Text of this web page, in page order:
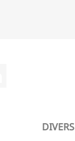
DIVERS